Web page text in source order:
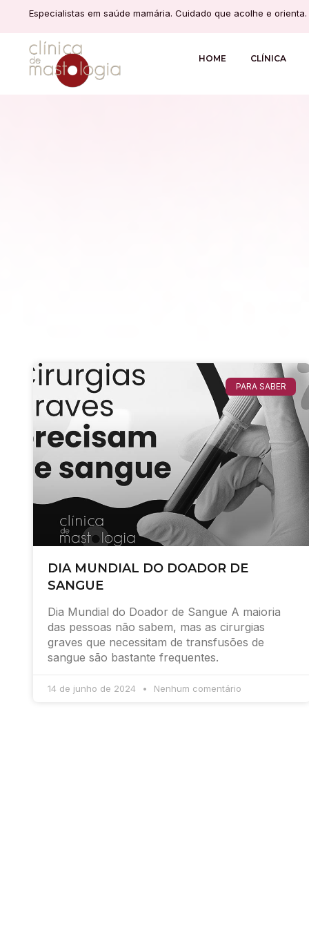
Especialistas em saúde mamária. Cuidado que acolhe e orienta.
HOME CLÍNICA
PARA SABER
DIA MUNDIAL DO DOADOR DE
SANGUE
Dia Mundial do Doador de Sangue A maioria
das pessoas não sabem, mas as cirurgias
graves que necessitam de transfusões de
sangue são bastante frequentes.
14 de junho de 2024 Nenhum comentário